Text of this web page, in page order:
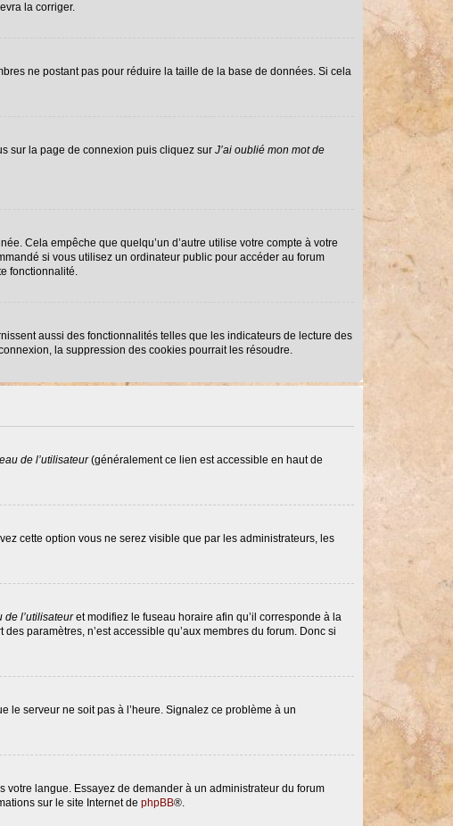
la corriger.
ne postant pas pour réduire la taille de la base de données. Si cela
sur la page de connexion puis cliquez sur J’ai oublié mon mot de
Cela empêche que quelqu’un d’autre utilise votre compte à votre
si vous utilisez un ordinateur public pour accéder au forum
fonctionnalité.
aussi des fonctionnalités telles que les indicateurs de lecture des
la suppression des cookies pourrait les résoudre.
de l’utilisateur(généralement ce lien est accessible en haut de
cette option vous ne serez visible que par les administrateurs, les
de l’utilisateuret modifiez le fuseau horaire afin qu’il corresponde à la
paramètres, n’est accessible qu’aux membres du forum. Donc si
le serveur ne soit pas à l’heure. Signalez ce problème à un
votre langue. Essayez de demander à un administrateur du forum
sur le site Internet de phpBB®.